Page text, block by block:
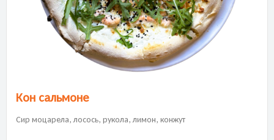
Кон сальмоне
Сир моцарела, лосось, рукола, лимон, конжут